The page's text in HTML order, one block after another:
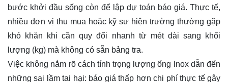
bước khởi đầu sống còn để lập dự toán báo giá. Thực tế,
nhiều đơn vị thu mua hoặc kỹ sư hiện trường thường gặp
khó khăn khi cần quy đổi nhanh từ mét dài sang khối
lượng (kg) mà không có sẵn bảng tra.
Việc không nắm rõ cách tính trọng lượng ống lnox dẫn đến
những sai lầm tai hại: báo giá thấp hơn chi phí thực tế gây